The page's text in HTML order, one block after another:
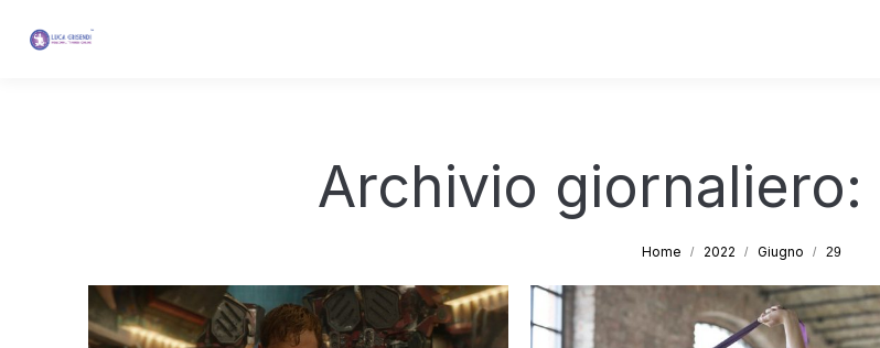
Archivio giornaliero:
Tu sei qui:
Home 2022 Giugno 29